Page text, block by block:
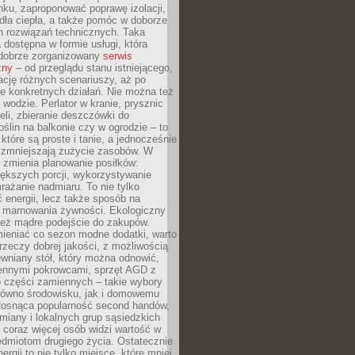
zaproponować poprawę izolacji,
ciepła, a także pomóc w doborze
rozwiązań technicznych. Taka
w formie usługi, która
zorganizowany serwis
– od przeglądu stanu istniejącego,
różnych scenariuszy, aż po
konkretnych działań. Nie można też
Perlator w kranie, prysznic
zbieranie deszczówki do
na balkonie czy w ogrodzie – to
są proste i tanie, a jednocześnie
zużycie zasobów. W
planowanie posiłków:
porcji, wykorzystywanie
nadmiaru. To nie tylko
energii, lecz także sposób na
żywności. Ekologiczny
mądre podejście do zakupów.
co sezon modne dodatki, warto
dobrej jakości, z możliwością
stół, który można odnowić,
pokrowcami, sprzęt AGD z
części zamiennych – takie wybory
środowisku, jak i domowemu
popularność second handów,
i lokalnych grup sąsiedzkich
więcej osób widzi wartość w
drugiego życia. Ostatecznie